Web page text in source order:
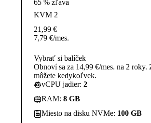
65 % zľava
KVM 2
21,99 €
7,79 €/mes.
Vybrať si balíček
Obnoví sa za 14,99 €/mes. na 2 roky.
môžete kedykoľvek.
vCPU jadier: 2
RAM: 8 GB
Miesto na disku NVMe: 100 GB